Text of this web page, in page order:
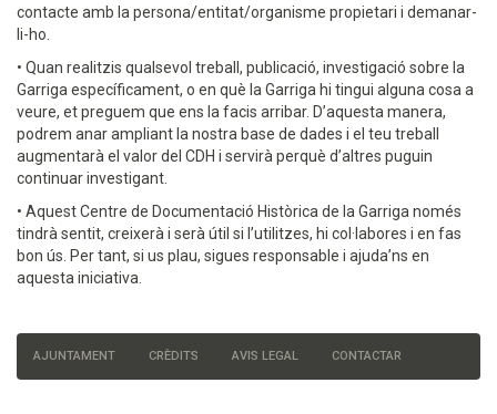
contacte amb la persona/entitat/organisme propietari i demanar-
li-ho.
• Quan realitzis qualsevol treball, publicació, investigació sobre la
Garriga específicament, o en què la Garriga hi tingui alguna cosa a
veure, et preguem que ens la facis arribar. D’aquesta manera,
podrem anar ampliant la nostra base de dades i el teu treball
augmentarà el valor del CDH i servirà perquè d’altres puguin
continuar investigant.
• Aquest Centre de Documentació Històrica de la Garriga només
tindrà sentit, creixerà i serà útil si l’utilitzes, hi col·labores i en fas
bon ús. Per tant, si us plau, sigues responsable i ajuda’ns en
aquesta iniciativa.
Menú
AJUNTAMENT CRÈDITS AVIS LEGAL CONTACTAR